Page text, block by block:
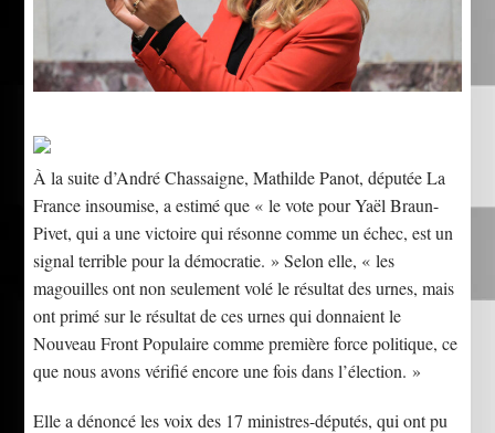
À la suite d’André Chassaigne, Mathilde Panot, députée La
France insoumise, a estimé que « le vote pour Yaël Braun-
Pivet, qui a une victoire qui résonne comme un échec, est un
signal terrible pour la démocratie. » Selon elle, « les
magouilles ont non seulement volé le résultat des urnes, mais
ont primé sur le résultat de ces urnes qui donnaient le
Nouveau Front Populaire comme première force politique, ce
que nous avons vérifié encore une fois dans l’élection. »
Elle a dénoncé les voix des 17 ministres-députés, qui ont pu